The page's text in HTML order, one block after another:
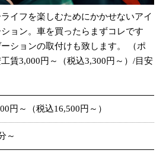
イフを楽しむためにかかせないアイ
ョン。車を買ったらまずコレです
ションの取付けも致します。 （ポ
賃3,000円～（税込3,300円～）/目安
円～（税込16,500円～）
～